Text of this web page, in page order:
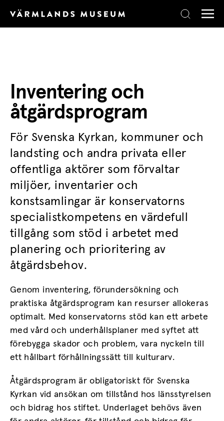
Inventering och
åtgärdsprogram
För Svenska Kyrkan, kommuner och
landsting och andra privata eller
offentliga aktörer som förvaltar
miljöer, inventarier och
konstsamlingar är konservatorns
specialistkompetens en värdefull
tillgång som stöd i arbetet med
planering och prioritering av
åtgärdsbehov.
Genom inventering, förundersökning och
praktiska åtgärdsprogram kan resurser allokeras
optimalt. Med konservatorns stöd kan ett arbete
med vård och underhållsplaner med syftet att
förebygga skador och problem, vara nyckeln till
ett hållbart förhållningssätt till kulturarv.
Åtgärdsprogram är obligatoriskt för Svenska
Kyrkan vid ansökan om tillstånd hos länsstyrelsen
och bidrag hos stiftet. Underlaget behövs även